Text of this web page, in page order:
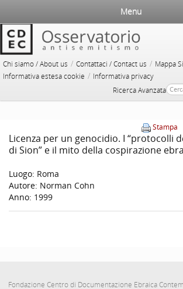
Chi siamo / About us / Contattaci / Contact us / Mappa
Informativa estesa cookie / Informativa privacy
Ricerca Avanzata
Menu
Stampa
Licenza per un genocidio. I “protocolli
di Sion” e il mito della cospirazione
Luogo: Roma
Autore: Norman Cohn
Anno: 1999
Fondazione Centro di Documentazione Ebraica